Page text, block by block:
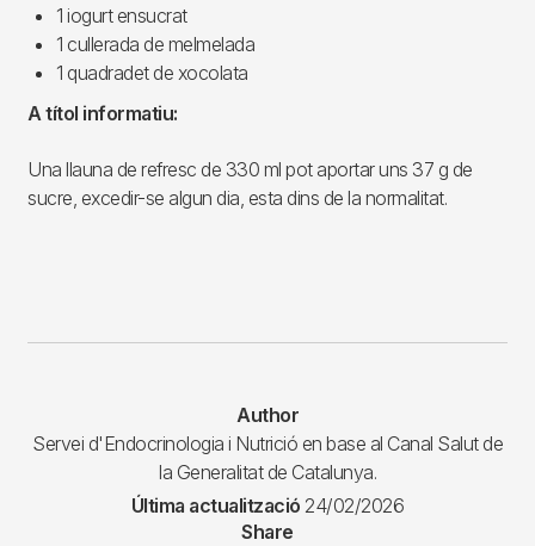
1 iogurt ensucrat
1 cullerada de melmelada
1 quadradet de xocolata
A títol informatiu:
Una llauna de refresc de 330 ml pot aportar uns 37 g de
sucre, excedir-se algun dia, esta dins de la normalitat.
Author
Servei d'Endocrinologia i Nutrició en base al Canal Salut de
la Generalitat de Catalunya.
Última actualització 24/02/2026
Share